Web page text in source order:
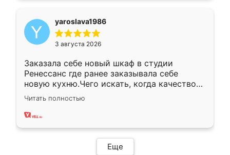
yaroslava1986
3 августа 2026
Заказала себе новый шкаф в студии
Ренессанс где ранее заказывала себе
новую кухню.Чего искать, когда качеством
вполне довольна. Служит кухня уже почти
два года, нареканий нет.
Читать полностью
Еще